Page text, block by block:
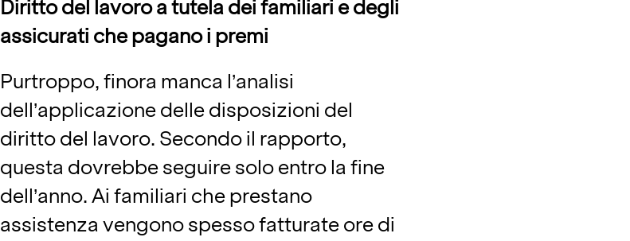
Diritto del lavoro a tutela dei familiari e degli
assicurati che pagano i premi
Purtroppo, finora manca l’analisi
dell’applicazione delle disposizioni del
diritto del lavoro. Secondo il rapporto,
questa dovrebbe seguire solo entro la fine
dell’anno. Ai familiari che prestano
assistenza vengono spesso fatturate ore di